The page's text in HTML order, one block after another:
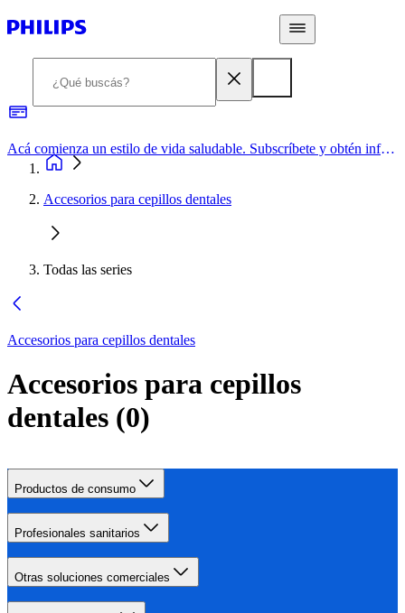
Acá comienza un estilo de vida saludable. Subscríbete y obtén información de primera mano
Accesorios para cepillos dentales
Todas las series
Accesorios para cepillos dentales
Accesorios para cepillos
dentales (0)
Productos de consumo
Profesionales sanitarios
Otras soluciones comerciales